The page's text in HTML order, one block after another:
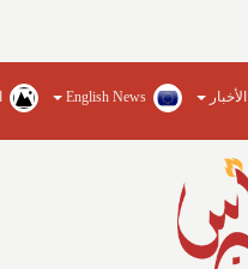
الأخبار English News